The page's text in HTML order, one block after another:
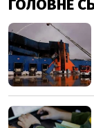
ГОЛОВНЕ